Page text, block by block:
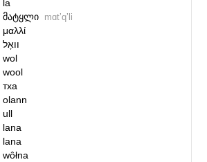
la
მატყლი mɑtʼqʼli
μαλλί
wol
wool
тха
olann
ull
lana
lana
wôłna